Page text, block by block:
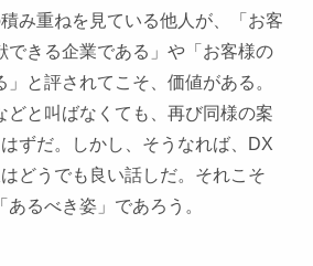
み重ねを見ている他人が、「お客
できる企業である」や「お客様の
と評されてこそ、価値がある。
どと叫ばなくても、再び同様の案
ずだ。しかし、そうなれば、DX
どうでも良い話しだ。それこそ
るべき姿」であろう。